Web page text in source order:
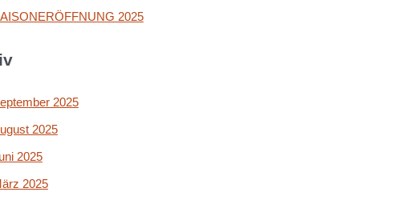
2025
2025
2025
2025
2025